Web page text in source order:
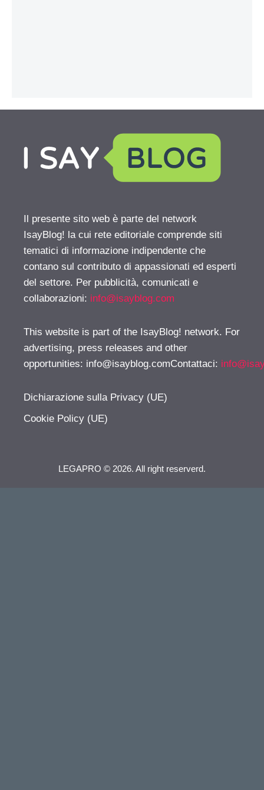
Il presente sito web è parte del network
IsayBlog! la cui rete editoriale comprende siti
tematici di informazione indipendente che
contano sul contributo di appassionati ed esperti
del settore. Per pubblicità, comunicati e
collaborazioni: info@isayblog.com
This website is part of the IsayBlog! network. For
advertising, press releases and other
opportunities: info@isayblog.comContattaci:
Dichiarazione sulla Privacy (UE)
Cookie Policy (UE)
LEGAPRO © 2026. All right reserverd.